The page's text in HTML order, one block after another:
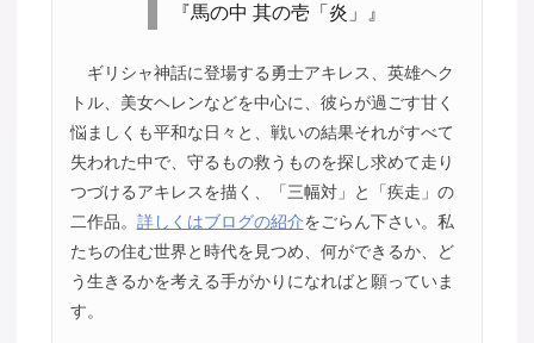
『馬の中 其の壱「炎」』
ギリシャ神話に登場する勇士アキレス、英雄ヘク
トル、美女ヘレンなどを中心に、彼らが過ごす甘く
悩ましくも平和な日々と、戦いの結果それがすべて
失われた中で、守るもの救うものを探し求めて走り
つづけるアキレスを描く、「三幅対」と「疾走」の
二作品。 詳しくはブログの紹介をごらん下さい。私
たちの住む世界と時代を見つめ、何ができるか、ど
う生きるかを考える手がかりになればと願っていま
す。